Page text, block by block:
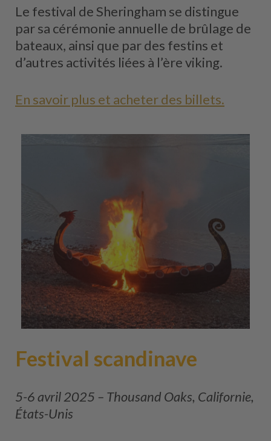
Le festival de Sheringham se distingue
par sa cérémonie annuelle de brûlage de
bateaux, ainsi que par des festins et
d’autres activités liées à l’ère viking.
En savoir plus et acheter des billets.
Festival scandinave
5-6 avril 2025 – Thousand Oaks, Californie,
États-Unis